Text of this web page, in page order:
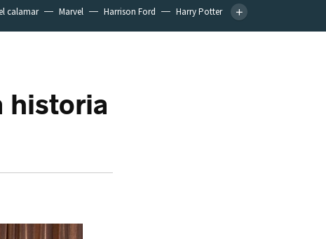
calamar Marvel Harrison Ford
Harry Potter
historia